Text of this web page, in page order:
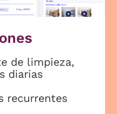
de limpieza,
diarias
recurrentes